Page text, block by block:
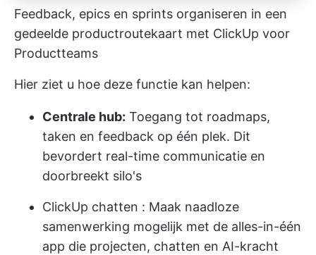
Feedback, epics en sprints organiseren in een
gedeelde productroutekaart met ClickUp voor
Productteams
Hier ziet u hoe deze functie kan helpen:
Centrale hub: Toegang tot roadmaps,
taken en feedback op één plek. Dit
bevordert real-time communicatie en
doorbreekt silo's
ClickUp chatten : Maak naadloze
samenwerking mogelijk met de alles-in-één
app die projecten, chatten en AI-kracht